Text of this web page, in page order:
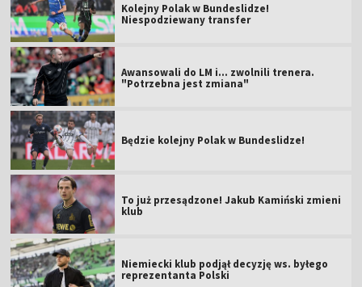
Kolejny Polak w Bundeslidze!
Niespodziewany transfer
Awansowali do LM i... zwolnili trenera.
"Potrzebna jest zmiana"
Będzie kolejny Polak w Bundeslidze!
To już przesądzone! Jakub Kamiński zmieni
klub
Niemiecki klub podjął decyzję ws. byłego
reprezentanta Polski